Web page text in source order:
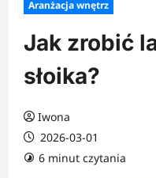
Aranżacja wnętrz
Jak zrobić
słoika?
Iwona
2026-03-01
6 minut czytania